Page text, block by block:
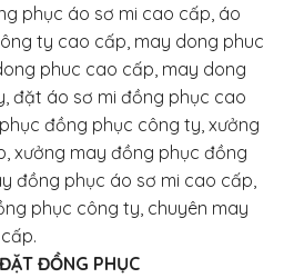
phục áo sơ mi cao cấp, áo
ty cao cấp, may dong phuc
phuc cao cấp, may dong
đặt áo sơ mi đồng phục cao
đồng phục công ty, xưởng
xưởng may đồng phục đồng
đồng phục áo sơ mi cao cấp,
phục công ty, chuyên may
ĐỒNG PHỤC